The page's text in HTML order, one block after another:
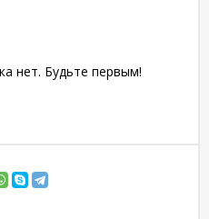
нет. Будьте первым!